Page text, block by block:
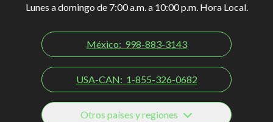
Lunes a domingo de 7:00 a.m. a 10:00 p.m. Hora Local.
México: 998-883-3143
USA-CAN: 1-855-326-0682
Otros países y regiones